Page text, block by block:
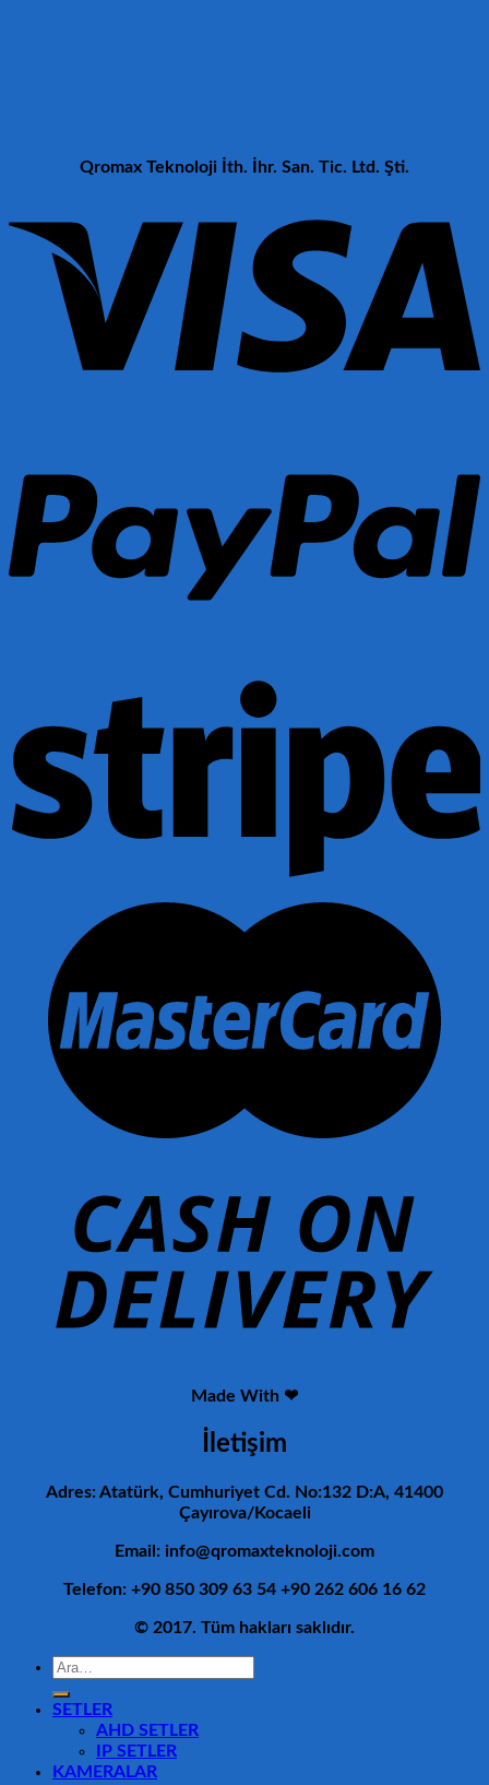
Qromax Teknoloji İth. İhr. San. Tic. Ltd. Şti.
Made With ❤
İletişim
Adres: Atatürk, Cumhuriyet Cd. No:132 D:A, 41400
Çayırova/Kocaeli
Email: info@qromaxteknoloji.com
Telefon: +90 850 309 63 54 +90 262 606 16 62
© 2017. Tüm hakları saklıdır.
Ara:
SETLER
AHD SETLER
IP SETLER
KAMERALAR